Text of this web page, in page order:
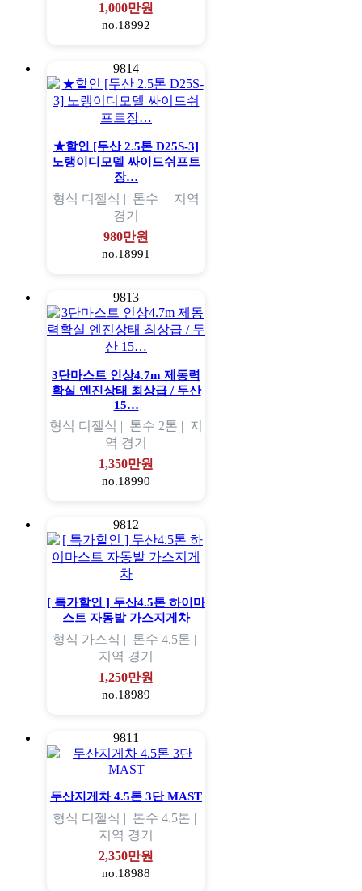
1,000만원
no.18992
9814
★할인 [두산 2.5톤 D25S-3]
노랭이디모델 싸이드쉬프트
장…
형식 디젤식 | 톤수 | 지역
경기
980만원
no.18991
9813
3단마스트 인상4.7m 제동력
확실 엔진상태 최상급 / 두산
15…
형식 디젤식 | 톤수 2톤 | 지
역 경기
1,350만원
no.18990
9812
[ 특가할인 ] 두산4.5톤 하이마
스트 자동발 가스지게차
형식 가스식 | 톤수 4.5톤 |
지역 경기
1,250만원
no.18989
9811
두산지게차 4.5톤 3단 MAST
형식 디젤식 | 톤수 4.5톤 |
지역 경기
2,350만원
no.18988